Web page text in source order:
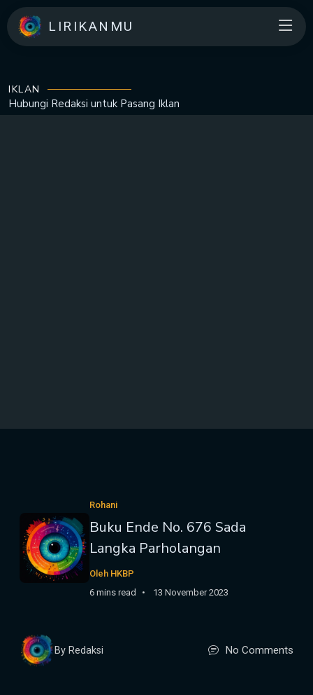
LIRIKANMU
IKLAN
Hubungi Redaksi untuk Pasang Iklan
Rohani
Buku Ende No. 676 Sada
Langka Parholangan
Oleh HKBP
6 mins read
13 November 2023
By Redaksi No Comments